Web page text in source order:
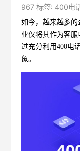
967 标签: 400电
如今，越来越多
业仅将其作为客
过充分利用400电
象。